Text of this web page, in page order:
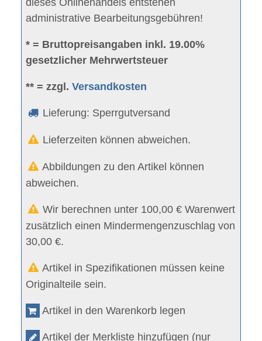
dieses Onlinehandels entstehen
administrative Bearbeitungsgebühren!
* = Bruttopreisangaben inkl. 19.00%
gesetzlicher Mehrwertsteuer
** = zzgl.Versandkosten
Lieferung: Sperrgutversand
Lieferzeiten können abweichen.
Abbildungen zu den Artikel können
abweichen.
Wir berechnen unter 100,00 € Warenwert
zusätzlich einen Mindermengenzuschlag von
30,00 €.
Artikel in Spezifikationen müssen keine
Originalteile sein.
Artikel in den Warenkorb legen
Artikel der Merkliste hinzufügen (nur